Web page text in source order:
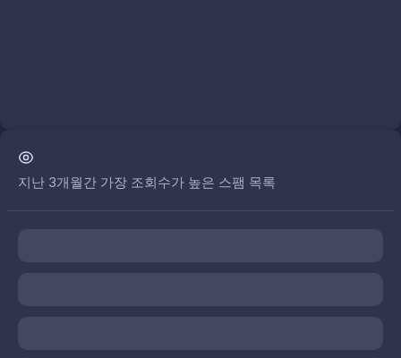
지난 3개월간 가장 조회수가 높은 스팸 목록